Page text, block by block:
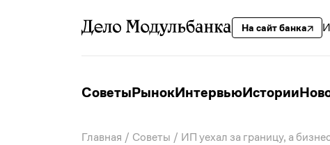
На сайт банка
СоветыРынокИнтервьюИстории
Главная / Советы / ИП уехал за границу, а